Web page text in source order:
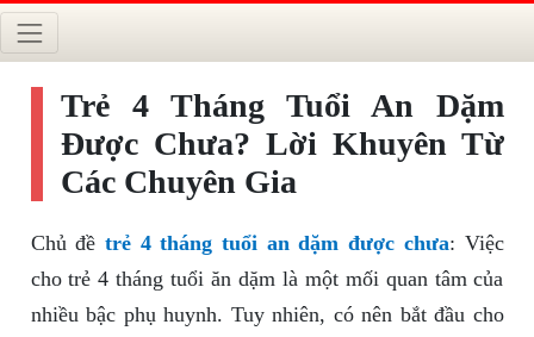
Trẻ 4 Tháng Tuổi An Dặm
Được Chưa? Lời Khuyên Từ
Các Chuyên Gia
Chủ đề trẻ 4 tháng tuổi an dặm được chưa: Việc
cho trẻ 4 tháng tuổi ăn dặm là một mối quan tâm của
nhiều bậc phụ huynh. Tuy nhiên, có nên bắt đầu cho